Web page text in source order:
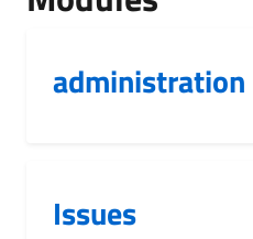
administration
Issues